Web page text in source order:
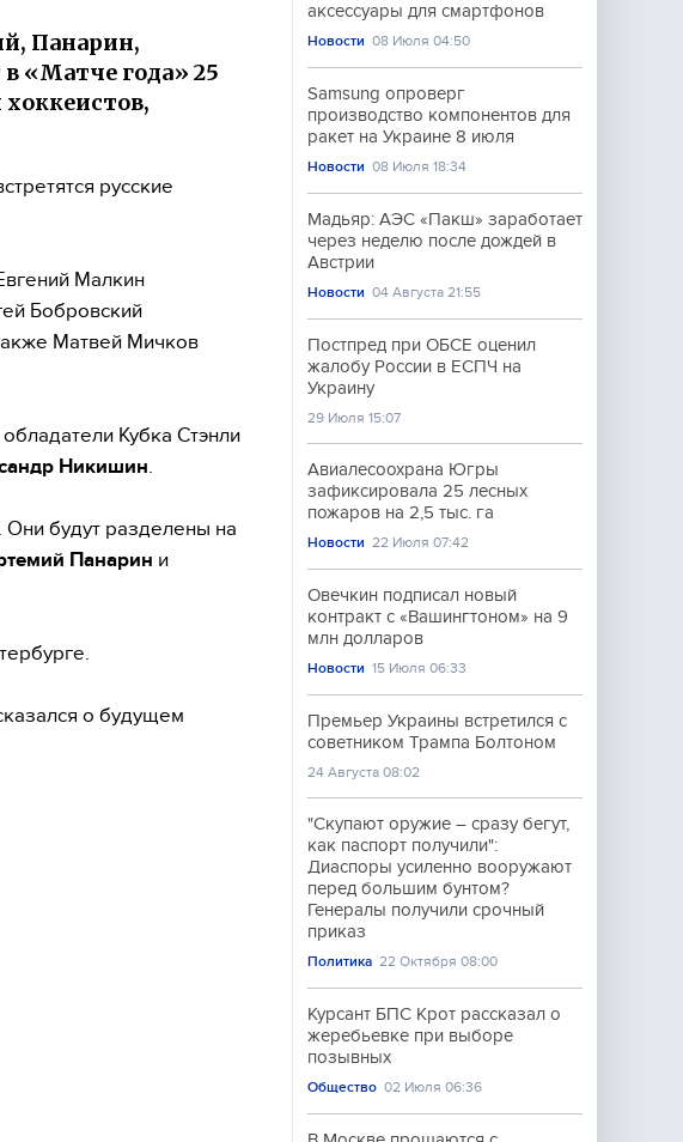
Панарин,
«Матче года» 25
русские
Малкин
Бобровский
Матвей Мичков
Кубка Стэнли
Никишин
. Они будут разделены на
Панарин и
о будущем
аксессуары для смартфонов
Новости 08 Июля 04:50
Samsung опроверг
производство компонентов для
ракет на Украине 8 июля
Новости 08 Июля 18:34
Мадьяр: АЭС «Пакш» заработает
через неделю после дождей в
Австрии
Новости 04 Августа 21:55
Постпред при ОБСЕ оценил
жалобу России в ЕСПЧ на
Украину
29 Июля 15:07
Авиалесоохрана Югры
зафиксировала 25 лесных
пожаров на 2,5 тыс. га
Новости 22 Июля 07:42
Овечкин подписал новый
контракт с «Вашингтоном» на 9
млн долларов
Новости 15 Июля 06:33
Премьер Украины встретился с
советником Трампа Болтоном
24 Августа 08:02
"Скупают оружие – сразу бегут,
как паспорт получили":
Диаспоры усиленно вооружают
перед большим бунтом?
Генералы получили срочный
приказ
Политика 22 Октября 08:00
Курсант БПС Крот рассказал о
жеребьевке при выборе
позывных
Общество 02 Июля 06:36